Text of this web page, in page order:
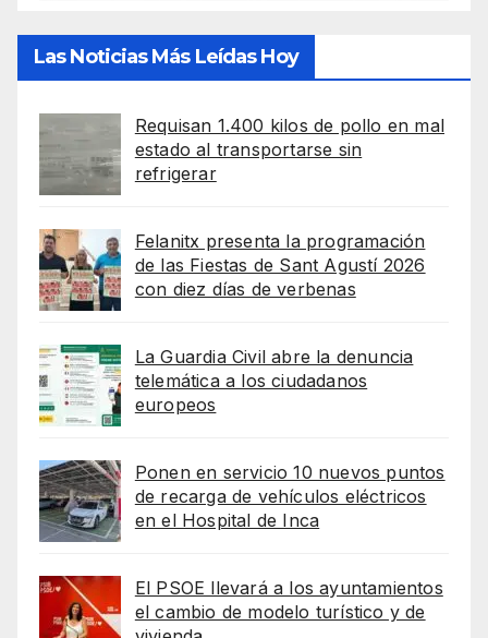
Las Noticias Más Leídas Hoy
Requisan 1.400 kilos de pollo en mal
estado al transportarse sin
refrigerar
Felanitx presenta la programación
de las Fiestas de Sant Agustí 2026
con diez días de verbenas
La Guardia Civil abre la denuncia
telemática a los ciudadanos
europeos
Ponen en servicio 10 nuevos puntos
de recarga de vehículos eléctricos
en el Hospital de Inca
El PSOE llevará a los ayuntamientos
el cambio de modelo turístico y de